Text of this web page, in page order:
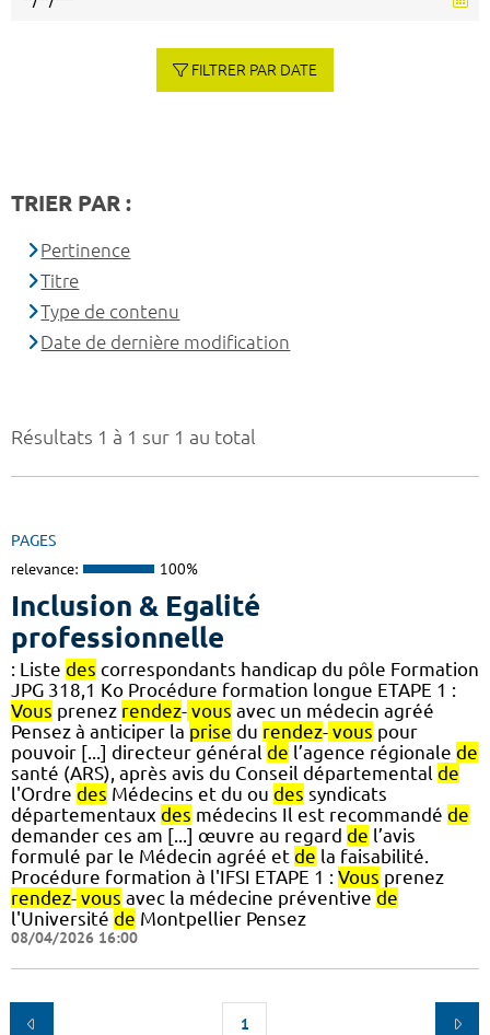
Résultats 1 à 1 sur 1 au total
PAGES
relevance: 100%
Inclusion & Egalité
professionnelle
: Liste des correspondants handicap du pôle Formation
JPG 318,1 Ko Procédure formation longue ETAPE 1 :
Vous prenez rendez- vous avec un médecin agréé
Pensez à anticiper la prise du rendez- vous pour
pouvoir [...] directeur général de l’agence régionale de
santé (ARS), après avis du Conseil départemental de
l'Ordre des Médecins et du ou des syndicats
départementaux des médecins Il est recommandé de
demander ces am [...] œuvre au regard de l’avis
formulé par le Médecin agréé et de la faisabilité.
Procédure formation à l'IFSI ETAPE 1 : Vous prenez
rendez- vous avec la médecine préventive de
l'Université de Montpellier Pensez
08/04/2026 16:00
1
FILTRER PAR DATE
TRIER PAR :
Pertinence
Titre
Type de contenu
Date de dernière modification